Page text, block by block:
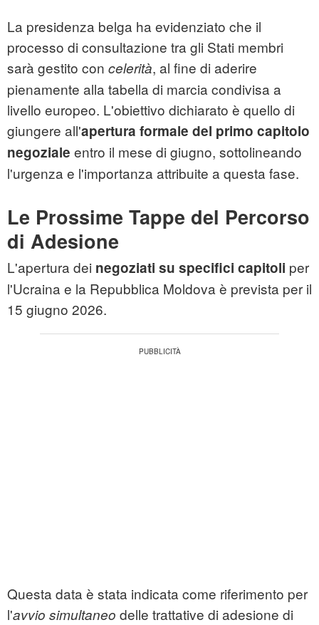
La presidenza belga ha evidenziato che il
processo di consultazione tra gli Stati membri
sarà gestito con celerità, al fine di aderire
pienamente alla tabella di marcia condivisa a
livello europeo. L'obiettivo dichiarato è quello di
giungere all'apertura formale del primo capitolo
negoziale entro il mese di giugno, sottolineando
l'urgenza e l'importanza attribuite a questa fase.
Le Prossime Tappe del Percorso
di Adesione
L'apertura dei negoziati su specifici capitoli per
l'Ucraina e la Repubblica Moldova è prevista per il
15 giugno 2026.
Questa data è stata indicata come riferimento per
l'avvio simultaneo delle trattative di adesione di